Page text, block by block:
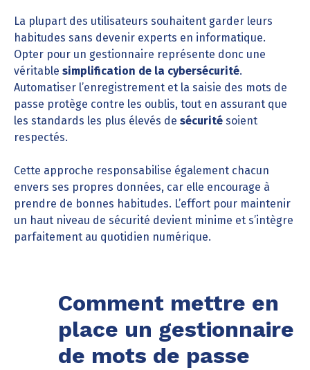
La plupart des utilisateurs souhaitent garder leurs
habitudes sans devenir experts en informatique.
Opter pour un gestionnaire représente donc une
véritable simplification de la cybersécurité.
Automatiser l’enregistrement et la saisie des mots de
passe protège contre les oublis, tout en assurant que
les standards les plus élevés de sécurité soient
respectés.
Cette approche responsabilise également chacun
envers ses propres données, car elle encourage à
prendre de bonnes habitudes. L’effort pour maintenir
un haut niveau de sécurité devient minime et s’intègre
parfaitement au quotidien numérique.
Comment mettre en
place un gestionnaire
de mots de passe